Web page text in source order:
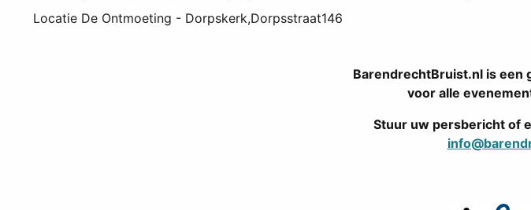
Locatie De Ontmoeting - Dorpskerk,Dorpsstraat146
BarendrechtBruist.nl is een
voor alle
Stuur uw persbericht of